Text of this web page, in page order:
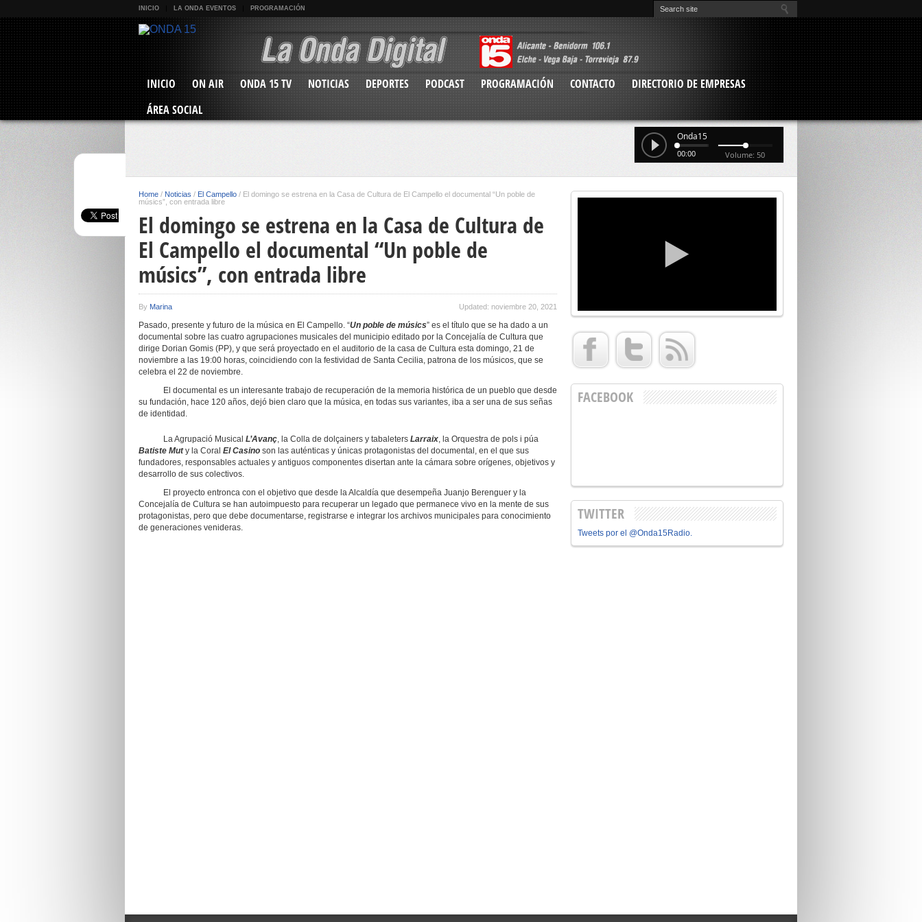
INICIO LA ONDA EVENTOS PROGRAMACIÓN
INICIO ON AIR ONDA 15 TV NOTICIAS DEPORTES PODCAST PROGRAMACIÓN CONTACTO
DIRECTORIO DE EMPRESAS
ÁREA SOCIAL
Onda15
00:00 Volume: 50
Home / Noticias / El Campello / El domingo se estrena en la Casa de Cultura de El Campello el documental “Un poble de
músics”, con entrada libre
El domingo se estrena en la Casa de Cultura de
El Campello el documental “Un poble de
músics”, con entrada libre
By Marina Updated: noviembre 20, 2021
Pasado, presente y futuro de la música en El Campello. “Un poble de músics” es el título que se ha dado a un
documental sobre las cuatro agrupaciones musicales del municipio editado por la Concejalía de Cultura que
dirige Dorian Gomis (PP), y que será proyectado en el auditorio de la casa de Cultura esta domingo, 21 de
noviembre a las 19:00 horas, coincidiendo con la festividad de Santa Cecilia, patrona de los músicos, que se
celebra el 22 de noviembre.
El documental es un interesante trabajo de recuperación de la memoria histórica de un pueblo que desde
su fundación, hace 120 años, dejó bien claro que la música, en todas sus variantes, iba a ser una de sus señas
de identidad.
La Agrupació Musical L’Avanç, la Colla de dolçainers y tabaleters Larraix, la Orquestra de pols i púa
Batiste Muty la Coral El Casino son las auténticas y únicas protagonistas del documental, en el que sus
fundadores, responsables actuales y antiguos componentes disertan ante la cámara sobre orígenes, objetivos y
desarrollo de sus colectivos.
El proyecto entronca con el objetivo que desde la Alcaldía que desempeña Juanjo Berenguer y la
Concejalía de Cultura se han autoimpuesto para recuperar un legado que permanece vivo en la mente de sus
protagonistas, pero que debe documentarse, registrarse e integrar los archivos municipales para conocimiento
de generaciones venideras.
FACEBOOK
TWITTER
Tweets por el @Onda15Radio.